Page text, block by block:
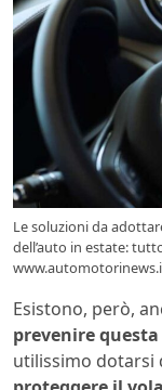
Le soluzioni da
dell’auto in estate:
Esistono, però,
prevenire
utilissimo dotarsi